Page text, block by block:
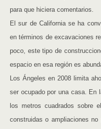
para que hiciera comentarios.
El sur de California se ha
en términos de excavaciones
poco, este tipo de
espacio en esa región es
Los Ángeles en 2008 limita
ser ocupado por una casa. En
los metros cuadrados sobre
construidas o ampliaciones